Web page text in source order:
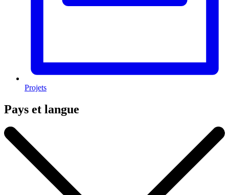
Projets
Pays et langue